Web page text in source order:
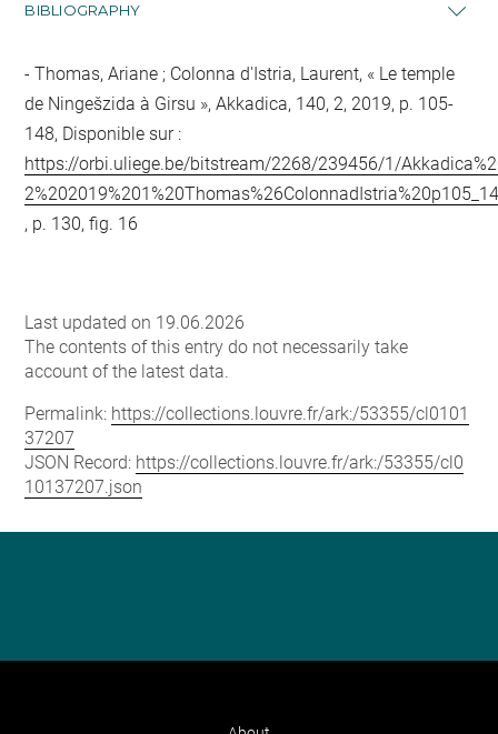
BIBLIOGRAPHY
Thomas, Ariane ; Colonna d'Istria, Laurent, « Le temple
de Ningešzida à Girsu », Akkadica, 140, 2, 2019, p. 105-
148, Disponible sur :
https://orbi.uliege.be/bitstream/2268/239456/1/
, p. 130, fig. 16
Last updated on 19.06.2026
The contents of this entry do not necessarily take
account of the latest data.
Permalink: https://collections.louvre.fr/ark:/53355/cl0101
37207
JSON Record: https://collections.louvre.fr/ark:/53355/cl0
10137207.json